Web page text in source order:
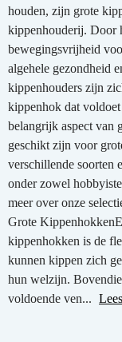
houden, zijn grote
kippenhouderij. Door
bewegingsvrijheid
algehele gezondheid
kippenhouders zijn
kippenhok dat
belangrijk aspect van
geschikt zijn voor
verschillende soorten
onder zowel
meer over onze
Grote
kippenhokken is de
kunnen kippen zich
hun welzijn.
voldoende ven...